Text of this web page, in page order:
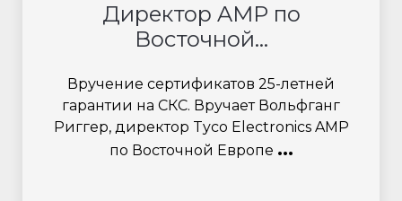
Директор AMP по
Восточной...
Вручение сертификатов 25-летней
гарантии на СКС. Вручает Вольфганг
Риггер, директор Tyco Electronics AMP
по Восточной Европе ...